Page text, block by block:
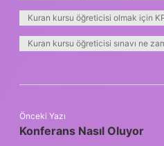
Kuran kursu öğreticisi olmak için
Kuran kursu öğreticisi sınavı ne
Önceki Yazı
Konferans Nasıl Oluyor